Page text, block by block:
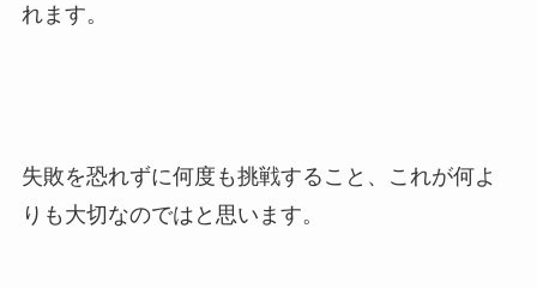
れます。
失敗を恐れずに何度も挑戦すること、これが何よ
りも大切なのではと思います。